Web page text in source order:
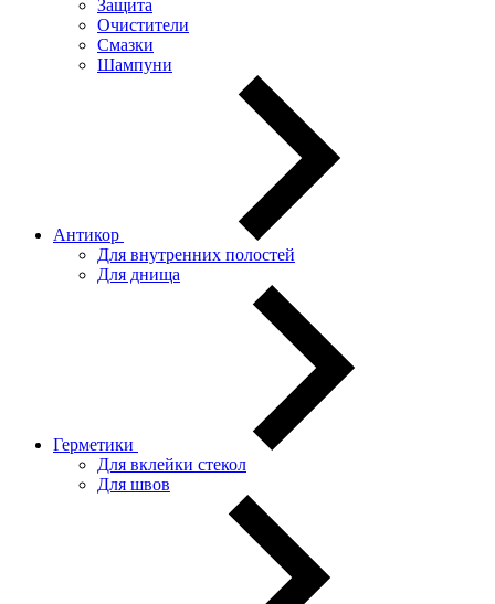
Защита
Очистители
Смазки
Шампуни
Антикор
Для внутренних полостей
Для днища
Герметики
Для вклейки стекол
Для швов